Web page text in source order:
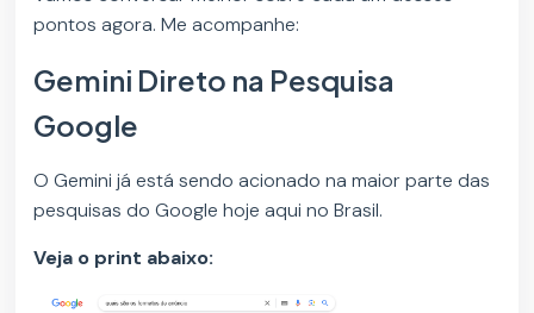
pontos agora. Me acompanhe:
Gemini Direto na Pesquisa
Google
O Gemini já está sendo acionado na maior parte das
pesquisas do Google hoje aqui no Brasil.
Veja o print abaixo: